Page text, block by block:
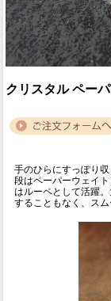
クリスタル ペー
手のひらにすっぽり
段はペーパーウェイ
はルーペとして活躍
することもなく、スム